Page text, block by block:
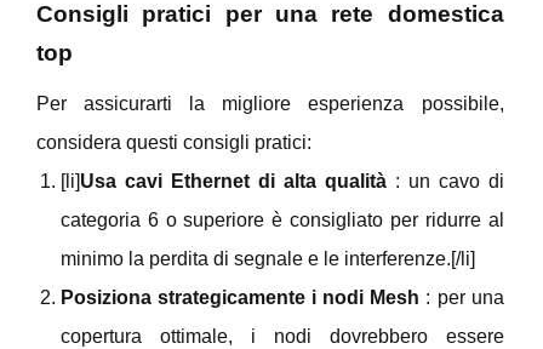
Consigli pratici per una rete domestica
top
Per assicurarti la migliore esperienza possibile,
considera questi consigli pratici:
[li]Usa cavi Ethernet di alta qualità: un cavo di
categoria 6 o superiore è consigliato per ridurre al
minimo la perdita di segnale e le interferenze.[/li]
Posiziona strategicamente i nodi Mesh : per una
copertura ottimale, i nodi dovrebbero essere